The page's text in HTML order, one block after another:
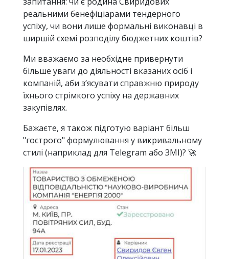
реальними бенефіціарами тендерного
успіху, чи вони лише формальні виконавці в
ширшій схемі розподілу бюджетних коштів?
Ми вважаємо за необхідне привернути
більше уваги до діяльності вказаних осіб і
компаній, аби з’ясувати справжню природу
їхнього стрімкого успіху на державних
закупівлях.
Бажаєте, я також підготую варіант більш
"гострого" формулювання у викривальному
стилі (наприклад для Telegram або ЗМІ)? 🚀